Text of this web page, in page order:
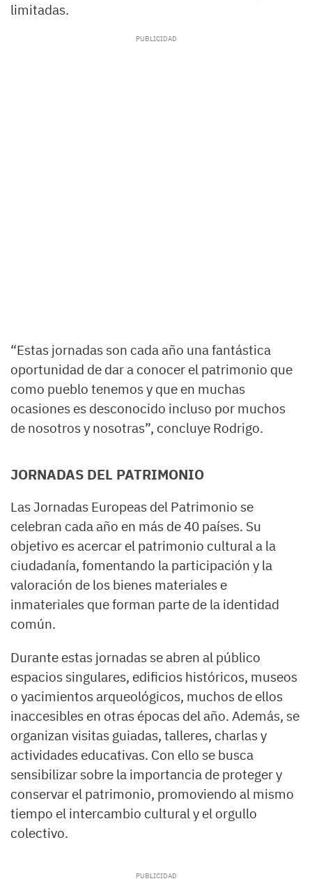
limitadas.
“Estas jornadas son cada año una fantástica
oportunidad de dar a conocer el patrimonio que
como pueblo tenemos y que en muchas
ocasiones es desconocido incluso por muchos
de nosotros y nosotras”, concluye Rodrigo.
JORNADAS DEL PATRIMONIO
Las Jornadas Europeas del Patrimonio se
celebran cada año en más de 40 países. Su
objetivo es acercar el patrimonio cultural a la
ciudadanía, fomentando la participación y la
valoración de los bienes materiales e
inmateriales que forman parte de la identidad
común.
Durante estas jornadas se abren al público
espacios singulares, edificios históricos, museos
o yacimientos arqueológicos, muchos de ellos
inaccesibles en otras épocas del año. Además, se
organizan visitas guiadas, talleres, charlas y
actividades educativas. Con ello se busca
sensibilizar sobre la importancia de proteger y
conservar el patrimonio, promoviendo al mismo
tiempo el intercambio cultural y el orgullo
colectivo.